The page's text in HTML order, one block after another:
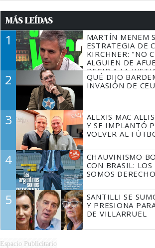
MÁS LEÍDAS
1
MARTÍN MENEM
ESTRATEGIA DE
KIRCHNER: "NO
ALGUIEN DE
DECIR A LA
TIENE QUE
2
QUÉ DIJO
INVASIÓN DE
3
ALEXIS MAC
Y SE IMPLANTÓ
VOLVER AL
4
CHAUVINISMO
CON BRASIL:
SOMOS
5
SANTILLI SE
Y PRESIONA
DE VILLARRUEL
Espacio Publicitario